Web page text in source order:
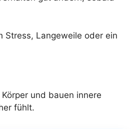
Stress, Langeweile oder ein
und bauen innere
fühlt.